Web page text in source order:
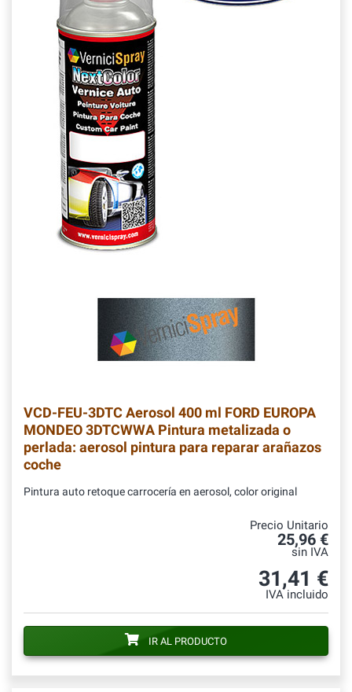
VCD-FEU-3DTC Aerosol 400 ml FORD EUROPA
MONDEO 3DTCWWA Pintura metalizada o
perlada: aerosol pintura para reparar arañazos
coche
Pintura auto retoque carrocería en aerosol, color original
Precio Unitario
25,96 €
sin IVA
31,41 €
IVA incluido
IR AL PRODUCTO